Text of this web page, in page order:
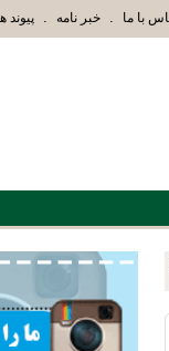
فَيَتَّبِعُونَ أَحْسَنَهُ أُوْلَئِكَ
با ما . خبر نامه . پیوند